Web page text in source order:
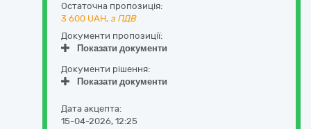
Остаточна пропозиція:
3 600 UAH, з ПДВ
Документи пропозиції:
Показати документи
Документи рішення:
Показати документи
Дата акцепта:
15-04-2026, 12:25